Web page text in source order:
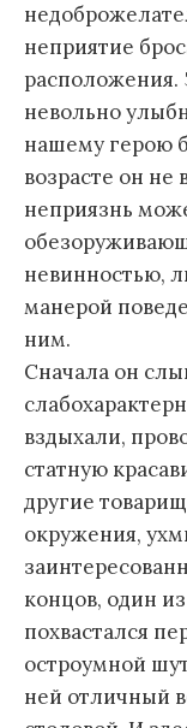
неприятие
расположения.
невольно
нашему герою
возрасте он не
неприязнь
невинностью,
манерой
ним.
Сначала он
вздыхали,
статную
другие
окружения,
концов, один
похвастался
остроумной
ней отличный